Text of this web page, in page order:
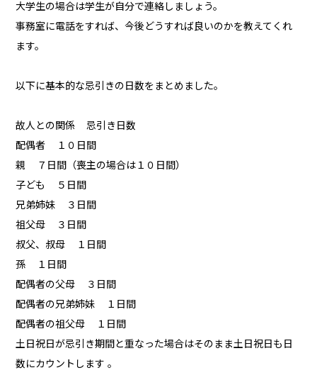
大学生の場合は学生が自分で連絡しましょう。
事務室に電話をすれば、今後どうすれば良いのかを教えてくれ
ます。
以下に基本的な忌引きの日数をまとめました。
故人との関係 忌引き日数
配偶者 １０日間
親 ７日間（喪主の場合は１０日間）
子ども ５日間
兄弟姉妹 ３日間
祖父母 ３日間
叔父、叔母 １日間
孫 １日間
配偶者の父母 ３日間
配偶者の兄弟姉妹 １日間
配偶者の祖父母 １日間
土日祝日が忌引き期間と重なった場合はそのまま土日祝日も日
数にカウントします 。